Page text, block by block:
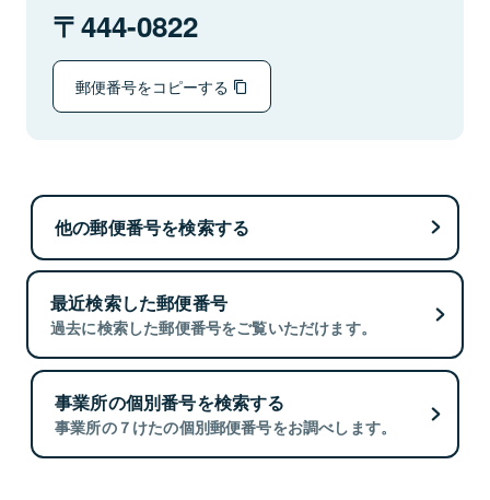
444-0822
郵便番号をコピーする
他の郵便番号を検索する
最近検索した郵便番号
過去に検索した郵便番号をご覧いただけます。
事業所の個別番号を検索する
事業所の７けたの個別郵便番号をお調べします。